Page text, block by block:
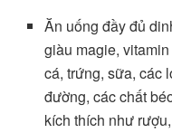
Ăn uống đầy đủ
giàu magie,
cá, trứng, sữa, các
đường, các chất
kích thích như